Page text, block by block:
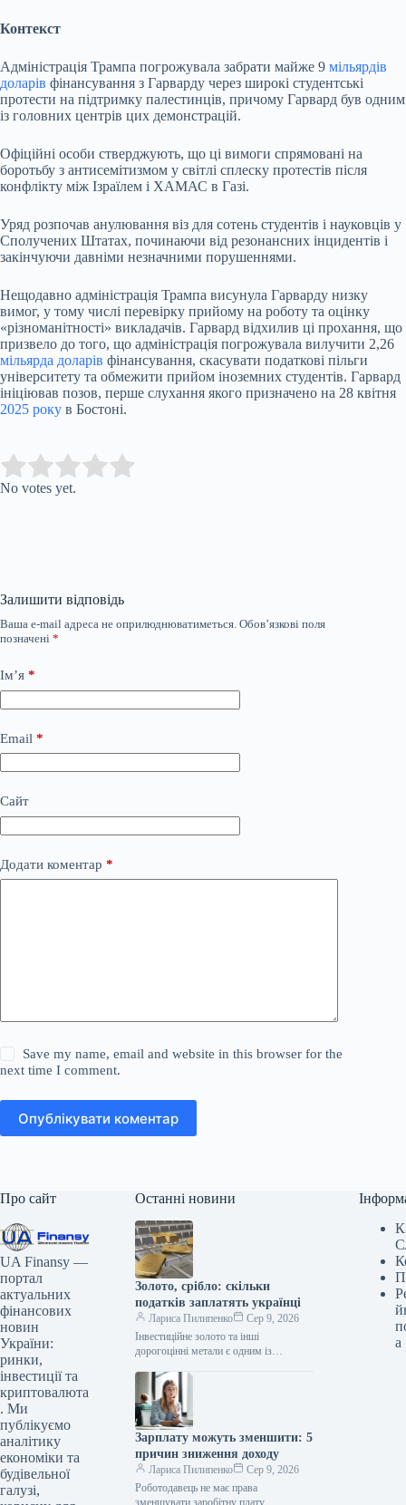
Контекст
Адміністрація Трампа погрожувала забрати майже 9 мільярдів
доларів фінансування з Гарварду через широкі студентські
протести на підтримку палестинців, причому Гарвард був одним
із головних центрів цих демонстрацій.
Офіційні особи стверджують, що ці вимоги спрямовані на
боротьбу з антисемітизмом у світлі сплеску протестів після
конфлікту між Ізраїлем і ХАМАС в Газі.
Уряд розпочав анулювання віз для сотень студентів і науковців у
Сполучених Штатах, починаючи від резонансних інцидентів і
закінчуючи давніми незначними порушеннями.
Нещодавно адміністрація Трампа висунула Гарварду низку
вимог, у тому числі перевірку прийому на роботу та оцінку
«різноманітності» викладачів. Гарвард відхилив ці прохання, що
призвело до того, що адміністрація погрожувала вилучити 2,26
мільярда доларів фінансування, скасувати податкові пільги
університету та обмежити прийом іноземних студентів. Гарвард
ініціював позов, перше слухання якого призначено на 28 квітня
2025 року в Бостоні.
Rate this item:
No votes yet.
Залишити відповідь
Ваша e-mail адреса не оприлюднюватиметься. Обов’язкові поля
позначені *
Ім’я *
Email *
Сайт
Додати коментар *
Save my name, email and website in this browser for the
next time I comment.
Опублікувати коментар
Про сайт
UA Finansy —
портал
актуальних
фінансових
новин
України:
ринки,
інвестиції та
криптовалюта
. Ми
публікуємо
аналітику
економіки та
будівельної
галузі,
Останні новини
Золото, срібло: скільки
податків заплатять українці
Лариса Пилипенко
Сер 9, 2026
Інвестиційне золото та інші
дорогоцінні метали є одним із
Проте операції з ними в Україні
мають…
Зарплату можуть зменшити: 5
причин зниження доходу
Лариса Пилипенко
Сер 9, 2026
Роботодавець не має права
зменшувати заробітну плату
а